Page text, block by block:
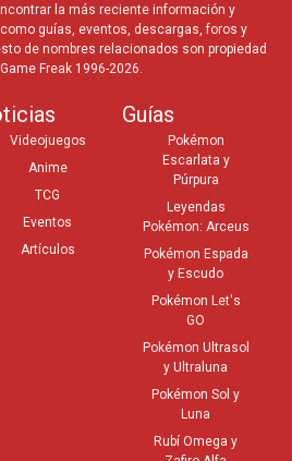
la más reciente información y
guías, eventos, descargas, foros y
de nombres relacionados son propiedad
Freak 1996-2026.
Videojuegos
Anime
TCG
Eventos
Artículos
Guías
Pokémon
Escarlata y
Púrpura
Leyendas
Pokémon: Arceus
Pokémon Espada
y Escudo
Pokémon Let's
GO
Pokémon Ultrasol
y Ultraluna
Pokémon Sol y
Luna
Rubí Omega y